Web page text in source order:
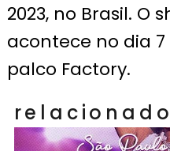
2023, no Brasil. O
acontece no dia
palco Factory.